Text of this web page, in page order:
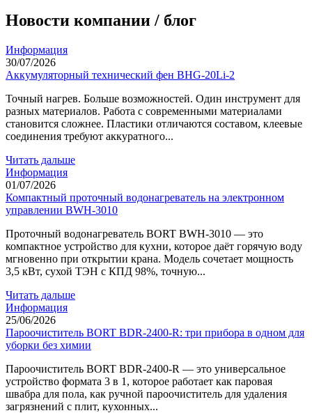
Новости компании / блог
Информация
30/07/2026
Аккумуляторный технический фен BHG-20Li-2
Точный нагрев. Больше возможностей. Один инструмент для
разных материалов. Работа с современными материалами
становится сложнее. Пластики отличаются составом, клеевые
соединения требуют аккуратного...
Читать дальше
Информация
01/07/2026
Компактный проточный водонагреватель на электронном
управлении BWH-3010
Проточный водонагреватель BORT BWH-3010 — это
компактное устройство для кухни, которое даёт горячую воду
мгновенно при открытии крана. Модель сочетает мощность
3,5 кВт, сухой ТЭН с КПД 98%, точную...
Читать дальше
Информация
25/06/2026
Пароочиститель BORT BDR-2400-R: три прибора в одном для
уборки без химии
Пароочиститель BORT BDR-2400-R — это универсальное
устройство формата 3 в 1, которое работает как паровая
швабра для пола, как ручной пароочиститель для удаления
загрязнений с плит, кухонных...